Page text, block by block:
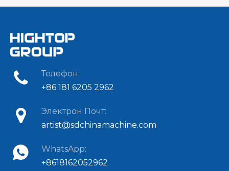
Телефон:
+86 181 6205 2962
Электрон Почт:
artist@sdchinamachine.com
WhatsApp:
+8618162052962